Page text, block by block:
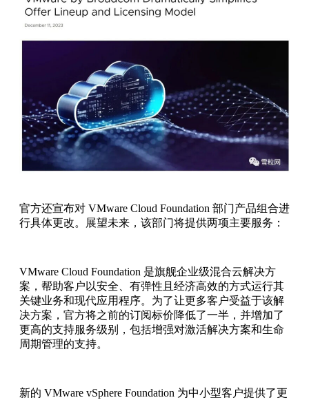
官方还宣布对 VMware Cloud Foundation 部门产品组合进
行具体更改。展望未来，该部门将提供两项主要服务：
VMware Cloud Foundation 是旗舰企业级混合云解决方
案，帮助客户以安全、有弹性且经济高效的方式运行其
关键业务和现代应用程序。为了让更多客户受益于该解
决方案，官方将之前的订阅标价降低了一半，并增加了
更高的支持服务级别，包括增强对激活解决方案和生命
周期管理的支持。
新的 VMware vSphere Foundation 为中小型客户提供了更